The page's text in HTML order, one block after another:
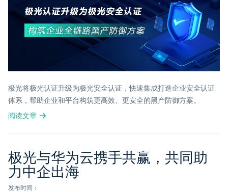
极光将极光认证升级为极光安全认证，快速集成打造企业安全认证
体系，帮助企业和平台构筑更高效、更安全的黑产防御方案。
阅读文章
极光与华为云携手共赢，共同助
力中企出海
发布时间：